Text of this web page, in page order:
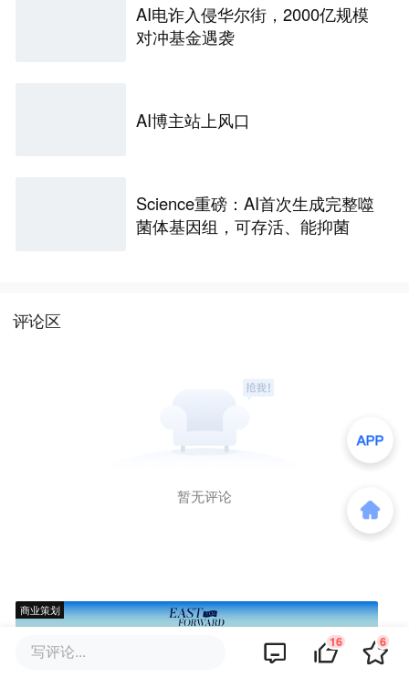
AI电诈入侵华尔街，2000亿规模
对冲基金遇袭
AI博主站上风口
Science重磅：AI首次生成完整噬
菌体基因组，可存活、能抑菌
评论区
暂无评论
商业策划
写评论... 16 6